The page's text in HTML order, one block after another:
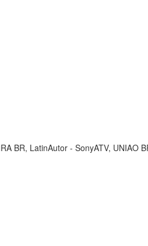
BR, LatinAutor - SonyATV, UNIAO